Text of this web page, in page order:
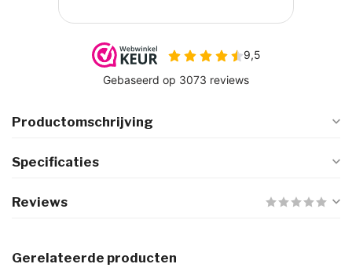
Productomschrijving
Specificaties
Reviews
Gerelateerde producten